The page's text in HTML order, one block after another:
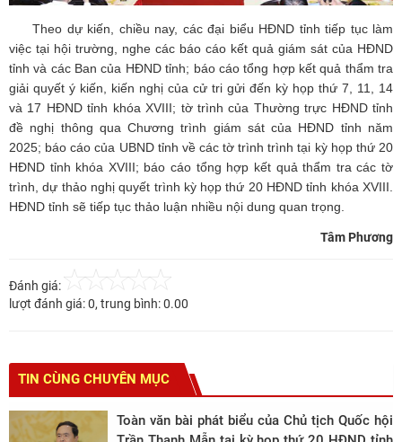
Theo dự kiến, chiều nay, các đại biểu HĐND tỉnh tiếp tục làm
việc tại hội trường, nghe các báo cáo kết quả giám sát của HĐND
tỉnh và các Ban của HĐND tỉnh; báo cáo tổng hợp kết quả thẩm tra
giải quyết ý kiến, kiến nghị của cử tri gửi đến kỳ họp thứ 7, 11, 14
và 17 HĐND tỉnh khóa XVIII; tờ trình của Thường trực HĐND tỉnh
đề nghị thông qua Chương trình giám sát của HĐND tỉnh năm
2025; báo cáo của UBND tỉnh về các tờ trình trình tại kỳ họp thứ 20
HĐND tỉnh khóa XVIII; báo cáo tổng hợp kết quả thẩm tra các tờ
trình, dự thảo nghị quyết trình kỳ họp thứ 20 HĐND tỉnh khóa XVIII.
HĐND tỉnh sẽ tiếp tục thảo luận nhiều nội dung quan trọng.
Tâm Phương
Đánh giá:
lượt đánh giá:0, trung bình:0.00
TIN CÙNG CHUYÊN MỤC
Toàn văn bài phát biểu của Chủ tịch Quốc hội